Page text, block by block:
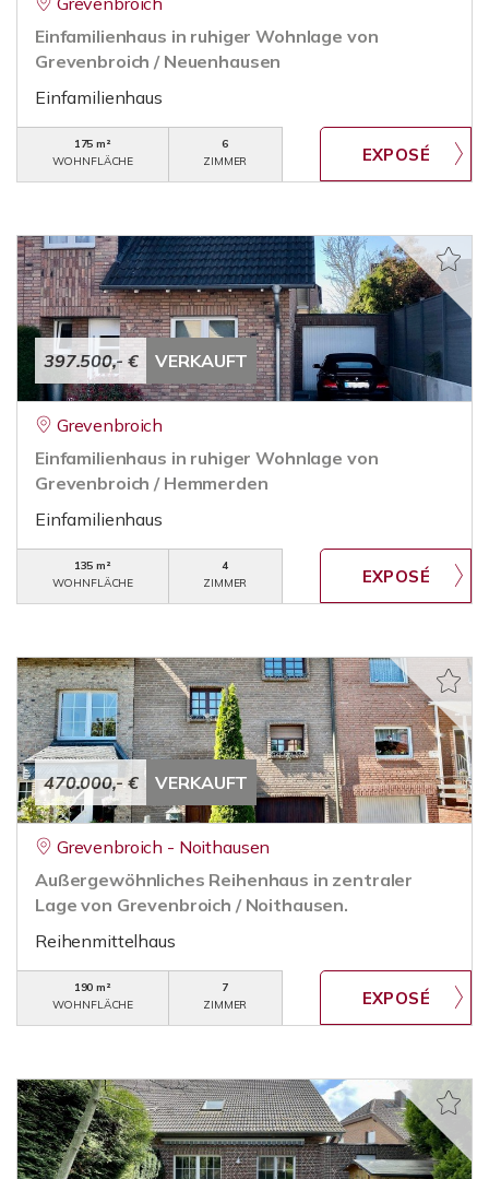
Einfamilienhaus in ruhiger Wohnlage von
Grevenbroich / Neuenhausen
Einfamilienhaus
175 m²
WOHNFLÄCHE
6
ZIMMER
397.500,- € VERKAUFT
Grevenbroich
Einfamilienhaus in ruhiger Wohnlage von
Grevenbroich / Hemmerden
Einfamilienhaus
135 m²
WOHNFLÄCHE
4
ZIMMER
470.000,- € VERKAUFT
Grevenbroich - Noithausen
Außergewöhnliches Reihenhaus in zentraler
Lage von Grevenbroich / Noithausen.
Reihenmittelhaus
190 m²
WOHNFLÄCHE
7
ZIMMER